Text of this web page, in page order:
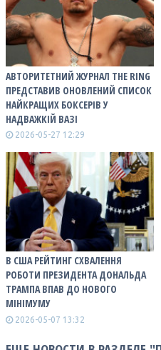
АВТОРИТЕТНИЙ ЖУРНАЛ THE RING
ПРЕДСТАВИВ ОНОВЛЕНИЙ СПИСОК
НАЙКРАЩИХ БОКСЕРІВ У
НАДВАЖКІЙ ВАЗІ
2026-05-27 12:29
В США РЕЙТИНГ СХВАЛЕННЯ
РОБОТИ ПРЕЗИДЕНТА ДОНАЛЬДА
ТРАМПА ВПАВ ДО НОВОГО
МІНІМУМУ
2026-05-07 13:32